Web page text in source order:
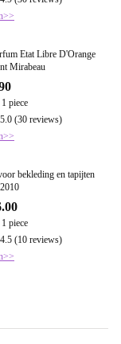
Etat Libre D'Orange
Mirabeau
piece
5.0 (30 reviews)
bekleding en tapijten
piece
4.5 (10 reviews)